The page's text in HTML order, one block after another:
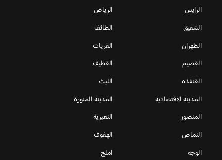
الرايس
الرياض
الشقيق
الطائف
الظهران
القريات
القصيم
القطيف
القنفذه
الليث
المدينة الاقتصادية
المدينة المنورة
المنصور
النعيرية
النماص
الهفوف
الوجه
املج